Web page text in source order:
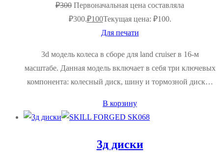
₽300 Первоначальная цена составляла
₽300.₽100Текущая цена: ₽100.
Для печати
3d модель колеса в сборе для land cruiser в 16-м
масштабе. Данная модель включает в себя три ключевых
компонента: колесный диск, шину и тормозной диск…
В корзину
3д диски